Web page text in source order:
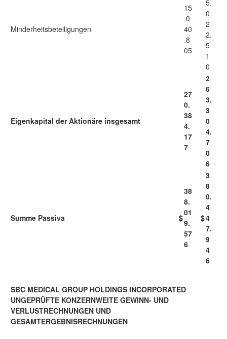
Minderheitsbeteiligungen
15
.0
40
.8
05
5.
0
2
2.
5
1
0
Eigenkapital der Aktionäre insgesamt
27
0.
38
4.
17
7
2
6
3.
3
0
4.
7
0
6
Summe Passiva $
38
8.
01
9.
57
6
$
3
8
0.
4
4
7.
9
4
6
SBC MEDICAL GROUP HOLDINGS INCORPORATED
UNGEPRÜFTE KONZERNWEITE GEWINN- UND
VERLUSTRECHNUNGEN UND
GESAMTERGEBNISRECHNUNGEN